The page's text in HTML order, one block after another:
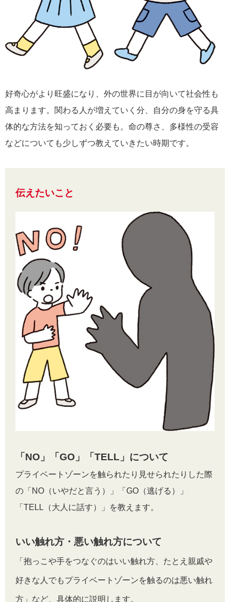
好奇心がより旺盛になり、外の世界に目が向いて社会性も
高まります。関わる人が増えていく分、自分の身を守る具
体的な方法を知っておく必要も。命の尊さ、多様性の受容
などについても少しずつ教えていきたい時期です。
伝えたいこと
「NO」「GO」「TELL」について
プライベートゾーンを触られたり見せられたりした際
の「NO（いやだと言う）」「GO（逃げる）」
「TELL（大人に話す）」を教えます。
いい触れ方・悪い触れ方について
「抱っこや手をつなぐのはいい触れ方、たとえ親戚や
好きな人でもプライベートゾーンを触るのは悪い触れ
方」など、具体的に説明します。